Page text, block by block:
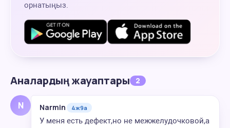
орнатыңыз.
Аналардың жауаптары 2
N Narmin 4ж9а
У меня есть дефект,но не межжелудочковой,а